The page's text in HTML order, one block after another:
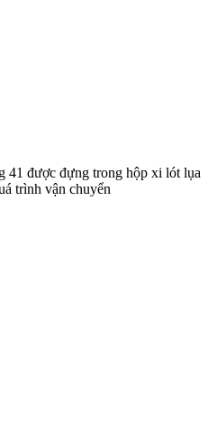
41 được đựng trong hộp xi lót lụa
trình vận chuyển